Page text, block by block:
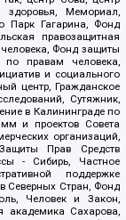
здоровья, Мемориал,
Парк Гагарина, Фонд
правозащитная
Фонд защиты
по правам человека,
и социального
центр, Гражданское
Сутяжник,
в Калининграде по
и проектов Совета
организаций,
Прав Средств
- Сибирь, Частное
поддержке
Северных Стран, Фонд
Человек и Закон,
академика Сахарова,